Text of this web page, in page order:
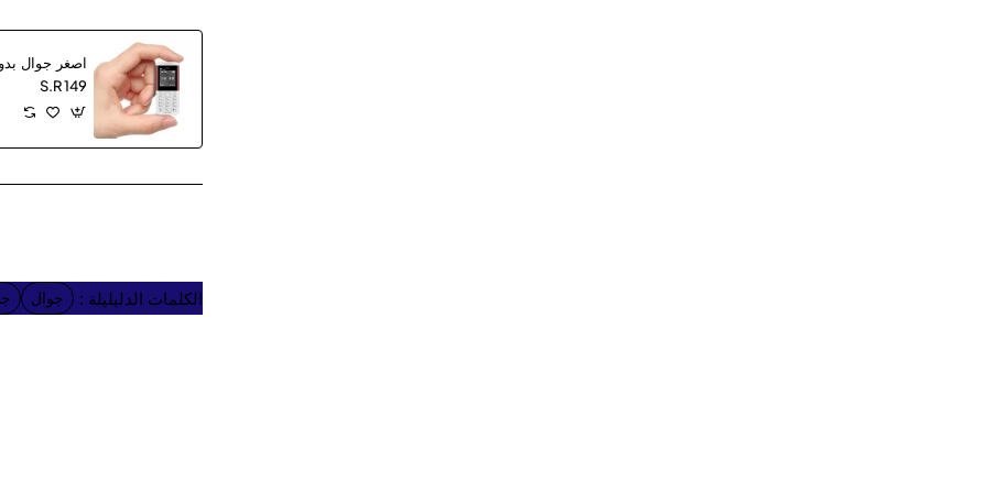
اصغر جوال
S.R 149
الكلمات الدليليلة : جوال